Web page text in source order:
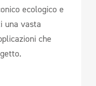
ecologico e
una vasta
che